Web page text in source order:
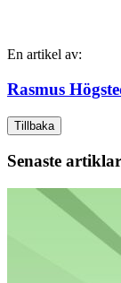
En artikel av:
Rasmus
Tillbaka
Senaste